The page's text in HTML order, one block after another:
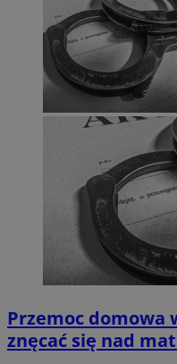
Przemoc domowa
znęcać się nad